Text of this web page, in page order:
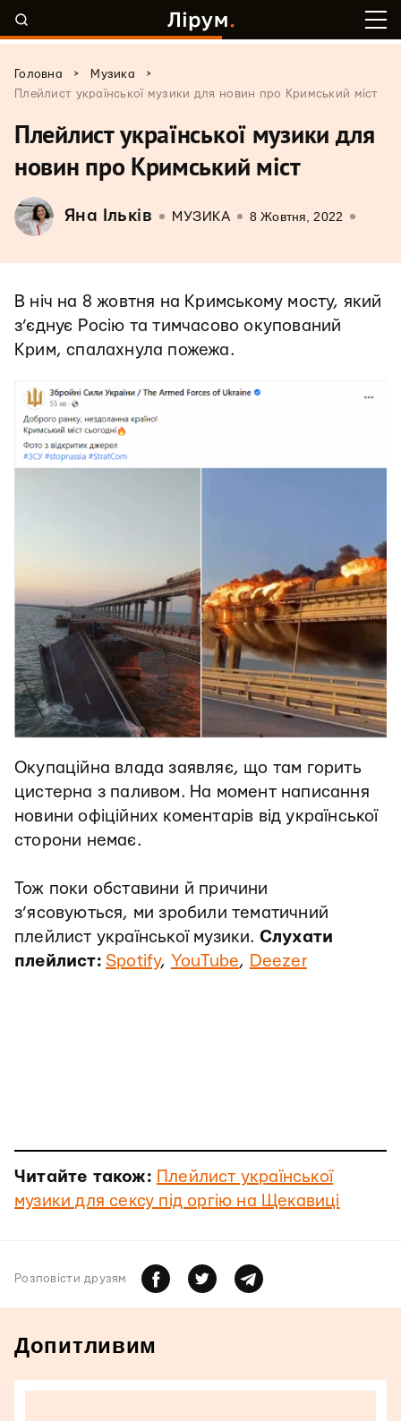
Головна > Музика
>
Плейлист української музики для новин про Кримський міст
Плейлист української музики для
новин про Кримський міст
Яна Ільків МУЗИКА 8 Жовтня, 2022
В ніч на 8 жовтня на Кримському мосту, який
з’єднує Росію та тимчасово окупований
Крим, спалахнула пожежа.
Окупаційна влада заявляє, що там горить
цистерна з паливом. На момент написання
новини офіційних коментарів від української
сторони немає.
Тож поки обставини й причини
з’ясовуються, ми зробили тематичний
плейлист української музики. Слухати
плейлист: Spotify, YouTube, Deezer
Читайте також: Плейлист української
музики для сексу під оргію на Щекавиці
Розповiсти друзям
Допитливим